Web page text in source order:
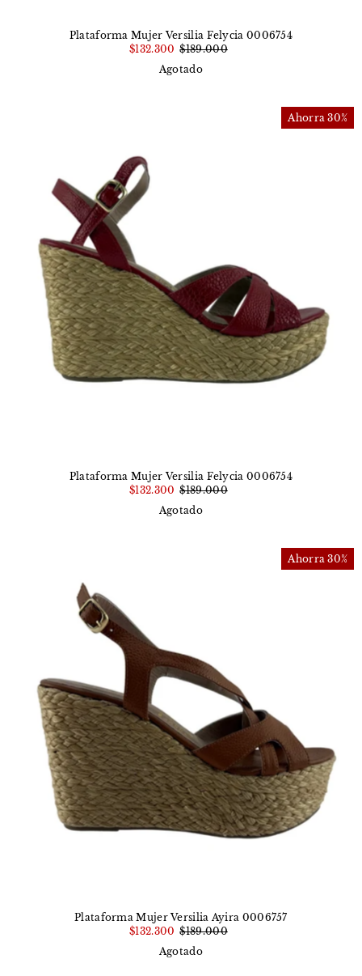
Plataforma Mujer Versilia Felycia 0006754
$132.300 $189.000
Agotado
Ahorra 30%
Plataforma Mujer Versilia Felycia 0006754
$132.300 $189.000
Agotado
Ahorra 30%
Plataforma Mujer Versilia Ayira 0006757
$132.300 $189.000
Agotado